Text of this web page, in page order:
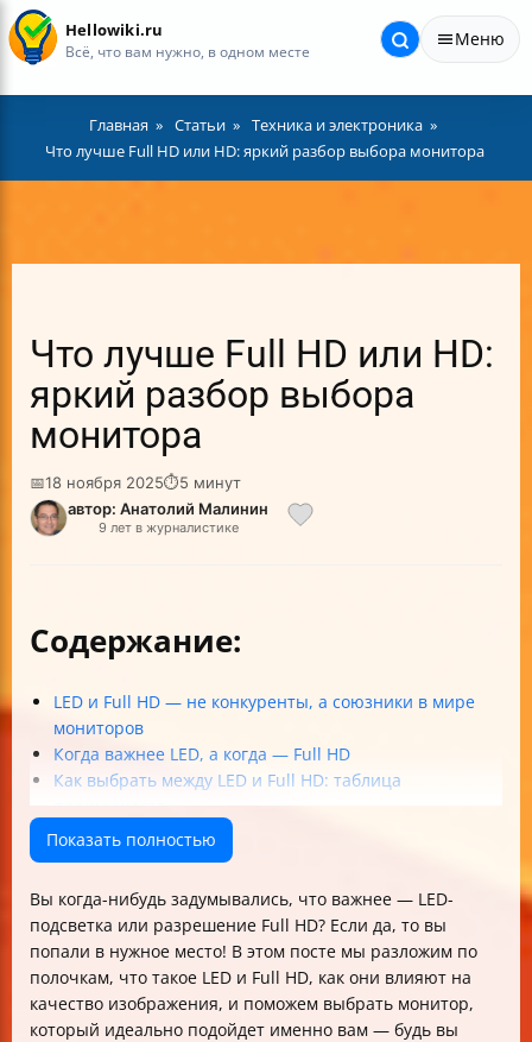
Hellowiki.ru
Всё, что вам нужно, в одном месте
Меню
Главная Статьи
Техника и электроника
Что лучше Full HD или HD: яркий разбор выбора монитора
Что лучше Full HD или HD:
яркий разбор выбора
монитора
📅18 ноября 2025⏱5 минут
автор: Анатолий Малинин
9 лет в журналистике
Содержание:
LED и Full HD — не конкуренты, а союзники в мире
мониторов
Когда важнее LED, а когда — Full HD
Как выбрать между LED и Full HD: таблица
преимуществ
Что еще важно проверить в мониторе
LED и цветопередача: IPS и OLED на горизонте
Размер экрана и расстояние просмотра
Экономим бюджет и смотрим в будущее
Распространённые заблуждения
Итог: как понять, что лучше именно для вас
Визуальный лайфхак: как запомнить разницу
Показать полностью
Вы когда-нибудь задумывались, что важнее — LED-
подсветка или разрешение Full HD? Если да, то вы
попали в нужное место! В этом посте мы разложим по
полочкам, что такое LED и Full HD, как они влияют на
качество изображения, и поможем выбрать монитор,
который идеально подойдет именно вам — будь вы